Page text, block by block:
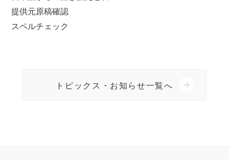
提供元原稿確認
スペルチェック
トピックス・お知らせ一覧へ